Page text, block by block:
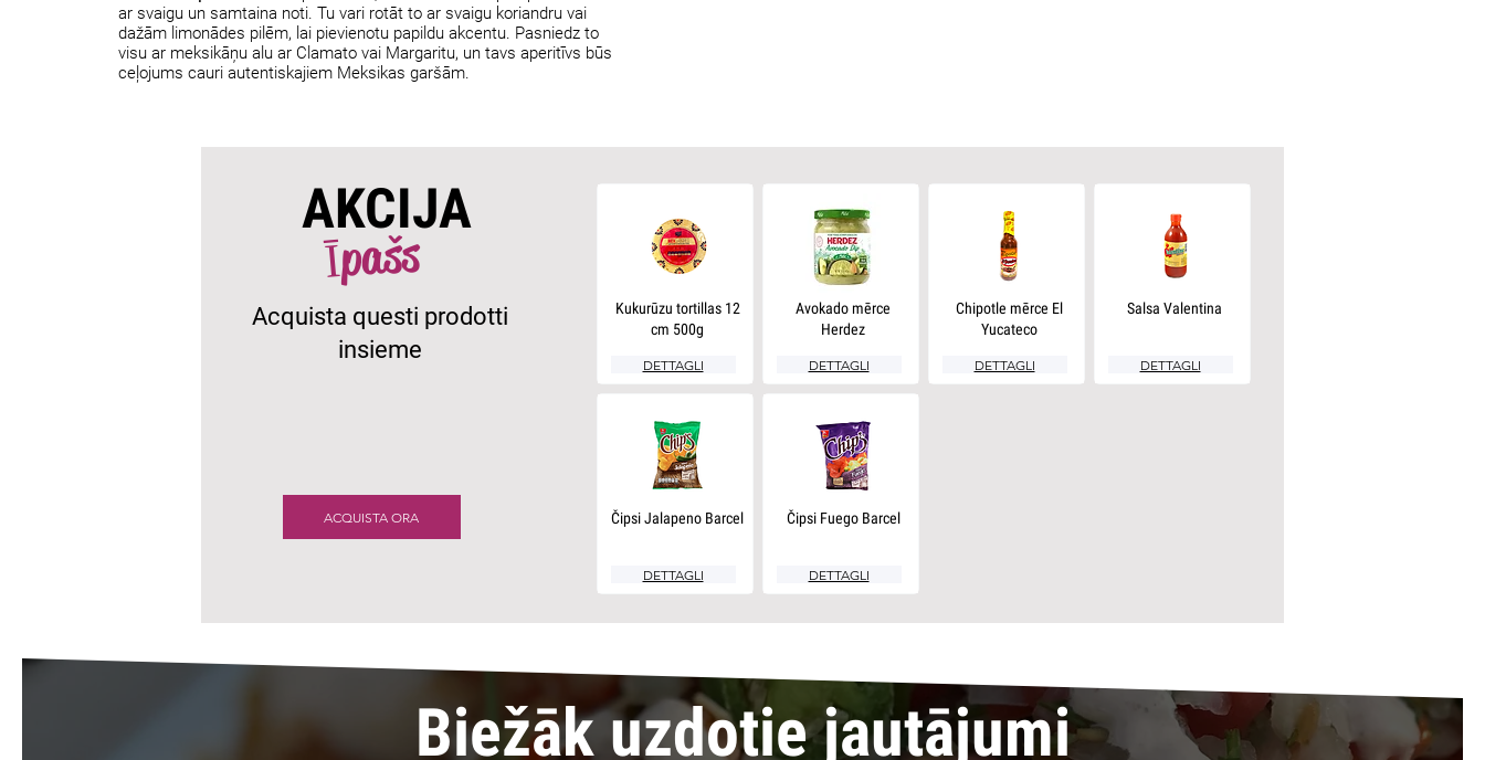
ar svaigu un samtaina noti. Tu vari rotāt to ar svaigu koriandru vai
dažām limonādes pilēm, lai pievienotu papildu akcentu. Pasniedz to
visu ar meksikāņu alu ar Clamato vai Margaritu, un tavs aperitīvs būs
ceļojums cauri autentiskajiem Meksikas garšām.
AKCIJA
Īpašs
Acquista questi prodotti
insieme
ACQUISTA ORA
Kukurūzu tortillas 12
cm 500g
DETTAGLI
Čipsi Jalapeno Barcel
DETTAGLI
Avokado mērce
Herdez
DETTAGLI
Čipsi Fuego Barcel
DETTAGLI
Chipotle mērce El
Yucateco
DETTAGLI
Salsa Valentina
DETTAGLI
Biežāk uzdotie jautājumi